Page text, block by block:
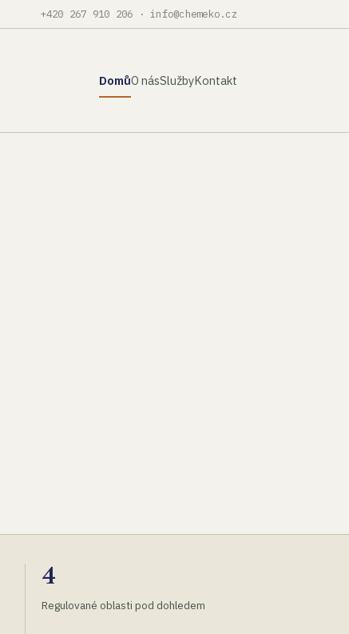
+420 267 910 206 · info@chemeko.cz
DomůO násSlužbyKontakt
4
Regulované oblasti pod dohledem